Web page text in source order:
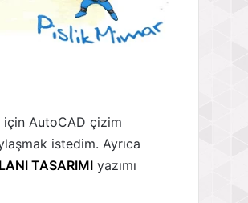
AutoCAD çizim
istedim. Ayrıca
TASARIMI yazımı